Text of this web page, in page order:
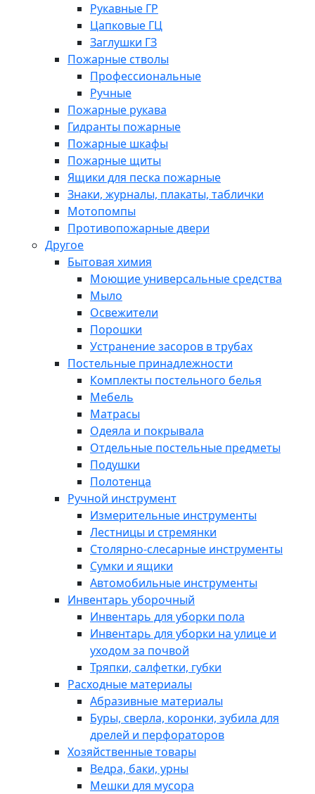
Рукавные ГР
Цапковые ГЦ
Заглушки ГЗ
Пожарные стволы
Профессиональные
Ручные
Пожарные рукава
Гидранты пожарные
Пожарные шкафы
Пожарные щиты
Ящики для песка пожарные
Знаки, журналы, плакаты, таблички
Мотопомпы
Противопожарные двери
Другое
Бытовая химия
Моющие универсальные средства
Мыло
Освежители
Порошки
Устранение засоров в трубах
Постельные принадлежности
Комплекты постельного белья
Мебель
Матрасы
Одеяла и покрывала
Отдельные постельные предметы
Подушки
Полотенца
Ручной инструмент
Измерительные инструменты
Лестницы и стремянки
Столярно-слесарные инструменты
Сумки и ящики
Автомобильные инструменты
Инвентарь уборочный
Инвентарь для уборки пола
Инвентарь для уборки на улице и
уходом за почвой
Тряпки, салфетки, губки
Расходные материалы
Абразивные материалы
Буры, сверла, коронки, зубила для
дрелей и перфораторов
Хозяйственные товары
Ведра, баки, урны
Мешки для мусора